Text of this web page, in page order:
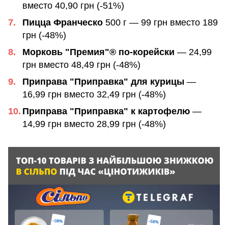
вместо 40,90 грн (-51%)
Пицца Франческо 500 г — 99 грн вместо 189
грн (-48%)
Морковь "Премия"® по-корейски — 24,99
грн вместо 48,49 грн (-48%)
Приправа "Приправка" для курицы —
16,99 грн вместо 32,49 грн (-48%)
Приправа "Приправка" к картофелю —
14,99 грн вместо 28,99 грн (-48%)